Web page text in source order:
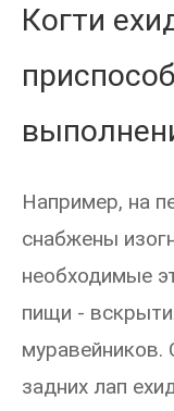
Когти
Например, на
снабжены
необходимые
пищи -
задних лап